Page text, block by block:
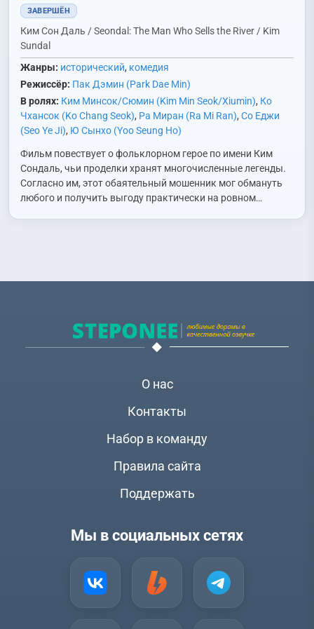
ЗАВЕРШЁН
Ким Сон Даль / Seondal: The Man Who Sells the River / Kim
Sundal
Жанры: исторический, комедия
Режиссёр: Пак Дэмин (Park Dae Min)
В ролях: Ким Минсок/Сюмин (Kim Min Seok/Xiumin), Ко
Чхансок (Ko Chang Seok), Ра Миран (Ra Mi Ran), Со Еджи
(Seo Ye Ji), Ю Сынхо (Yoo Seung Ho)
Фильм повествует о фольклорном герое по имени Ким
Сондаль, чьи проделки хранят многочисленные легенды.
Согласно им, этот обаятельный мошенник мог обмануть
любого и получить выгоду практически на ровном…
О нас
Контакты
Набор в команду
Правила сайта
Поддержать
Мы в социальных сетях